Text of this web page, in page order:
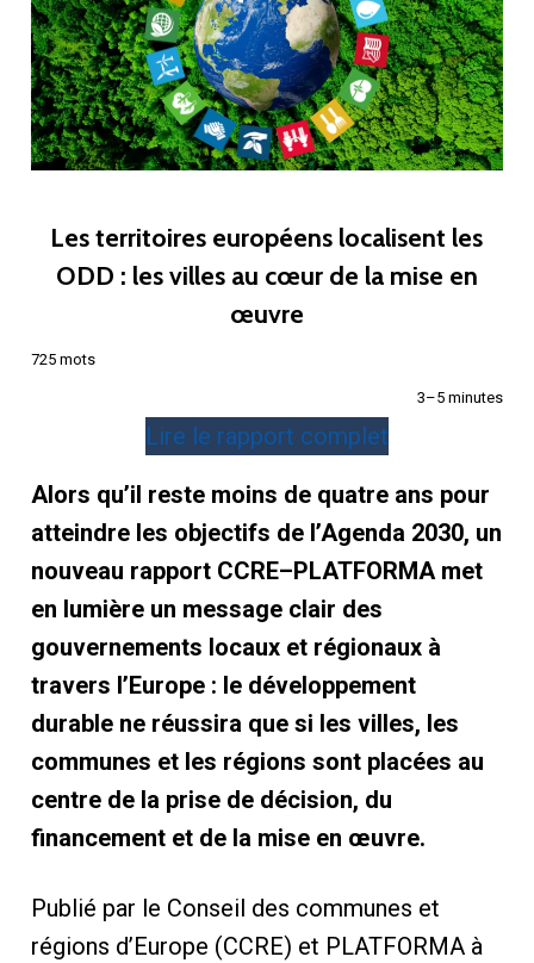
Les territoires européens localisent les
ODD : les villes au cœur de la mise en
œuvre
725 mots
3–5 minutes
Lire le rapport complet
Alors qu’il reste moins de quatre ans pour
atteindre les objectifs de l’Agenda 2030, un
nouveau rapport CCRE–PLATFORMA met
en lumière un message clair des
gouvernements locaux et régionaux à
travers l’Europe : le développement
durable ne réussira que si les villes, les
communes et les régions sont placées au
centre de la prise de décision, du
financement et de la mise en œuvre.
Publié par le Conseil des communes et
régions d’Europe (CCRE) et PLATFORMA à